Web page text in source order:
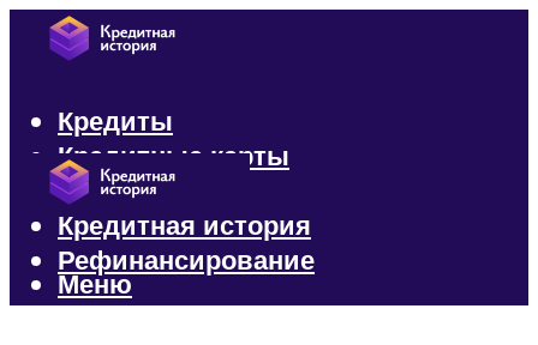
Кредиты
Кредитные карты
Микрозаймы
Кредитная история
Рефинансирование
Меню